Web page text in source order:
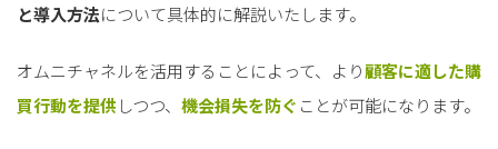
と導入方法について具体的に解説いたします。
オムニチャネルを活用することによって、より顧客に適した購
買行動を提供 しつつ、 機会損失を防ぐ ことが可能になります。